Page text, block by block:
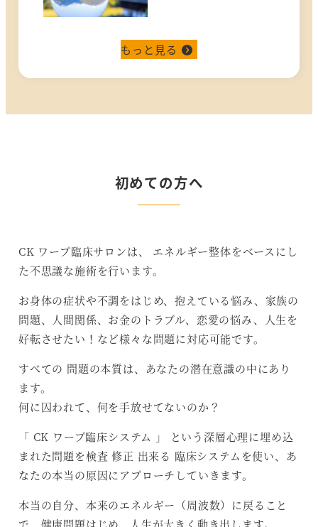
もっと見る
初めての方へ
CK ワープ臨床サロンは、 エネルギー整体をベースにし
た不思議な施術を行います。
お身体の症状や不調をはじめ、抱えている悩み、家族の
問題、人間関係、お金のトラブル、恋愛の悩み、人生を
好転させたい！など様々な問題に対応可能です。
すべての 問題の本質は、あなたの潜在意識の中にあり
ます。
何に囚われて、何を手放せてないのか？
「 CK ワープ臨床システム 」 という深層心理に埋め込
まれた問題を検査 修正 出来る 臨床システムを使い、あ
なたの本当の原因にアプローチしていきます。
本当の自分、本来のエネルギー（周波数）に戻ること